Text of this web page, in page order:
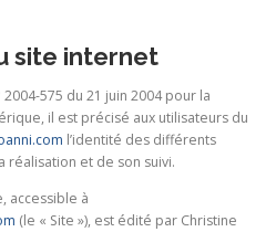
site internet
575 du 21 juin 2004 pour la
il est précisé aux utilisateurs du
l’identité des différents
réalisation et de son suivi.
accessible à
(le « Site »), est édité par Christine